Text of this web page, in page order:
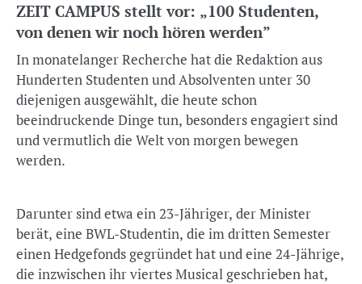
ZEIT CAMPUS stellt vor: „100 Studenten,
von denen wir noch hören werden”
In monatelanger Recherche hat die Redaktion aus
Hunderten Studenten und Absolventen unter 30
diejenigen ausgewählt, die heute schon
beeindruckende Dinge tun, besonders engagiert sind
und vermutlich die Welt von morgen bewegen
werden.
Darunter sind etwa ein 23-Jähriger, der Minister
berät, eine BWL-Studentin, die im dritten Semester
einen Hedgefonds gegründet hat und eine 24-Jährige,
die inzwischen ihr viertes Musical geschrieben hat,